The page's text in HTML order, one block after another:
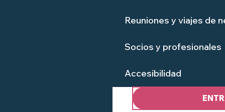
Reuniones y viajes de
Socios y profesionales
Accesibilidad